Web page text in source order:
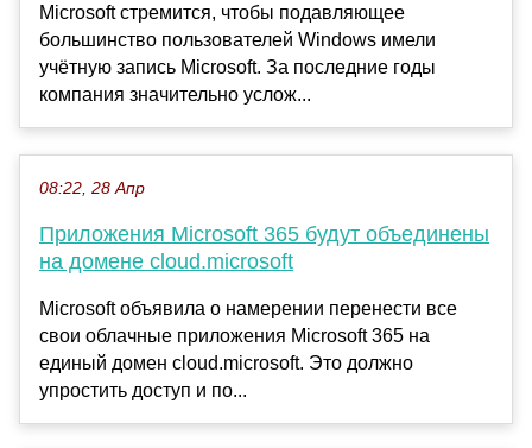
Microsoft стремится, чтобы подавляющее
большинство пользователей Windows имели
учётную запись Microsoft. За последние годы
компания значительно услож...
08:22, 28 Апр
Приложения Microsoft 365 будут объединены
на домене cloud.microsoft
Microsoft объявила о намерении перенести все
свои облачные приложения Microsoft 365 на
единый домен cloud.microsoft. Это должно
упростить доступ и по...